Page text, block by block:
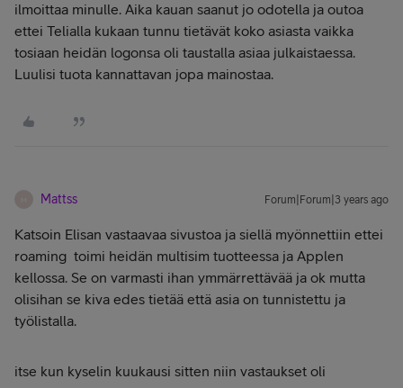
ilmoittaa minulle. Aika kauan saanut jo odotella ja outoa
ettei Telialla kukaan tunnu tietävät koko asiasta vaikka
tosiaan heidän logonsa oli taustalla asiaa julkaistaessa.
Luulisi tuota kannattavan jopa mainostaa.
Mattss Forum|Forum|3 years ago
Katsoin Elisan vastaavaa sivustoa ja siellä myönnettiin ettei
roaming toimi heidän multisim tuotteessa ja Applen
kellossa. Se on varmasti ihan ymmärrettävää ja ok mutta
olisihan se kiva edes tietää että asia on tunnistettu ja
työlistalla.
itse kun kyselin kuukausi sitten niin vastaukset oli